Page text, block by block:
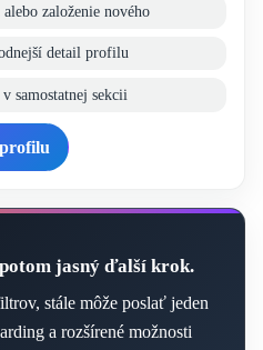
založenie nového
detail profilu
samostatnej sekcii
jasný ďalší krok.
stále môže poslať jeden
a rozšírené možnosti